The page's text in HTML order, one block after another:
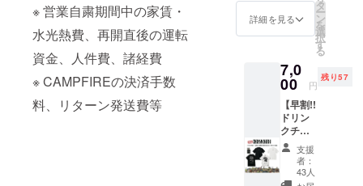
※ 営業自粛期間中の家賃・
水光熱費、再開直後の運転
資金、人件費、諸経費
※ CAMPFIREの決済手数
料、リターン発送費等
G
CRADL
Eステッ
壁面ポ
スター
へのお
名前掲
載。 ※
掲載可
能な方
はお名
前(又は
ズ：M /
L / XL /
ケット3
枚。 有
効期限
は営業
再開か
ら6ヶ月
以内。
ANIMA
枚 8000
円 →
7000円
ドリン
クチ
ケット
(1枚)＋
Tシャツ
(1枚)＋
ステッ
カー1
枚。 ●T
詳細を見る
タ
ー
ン
を
選
択
す
る
7,0
00 円
残り57
【早割!!
ドリン
クチ
ケット
(3枚)＋
ZEPHY
REN T
支援
者：
43人